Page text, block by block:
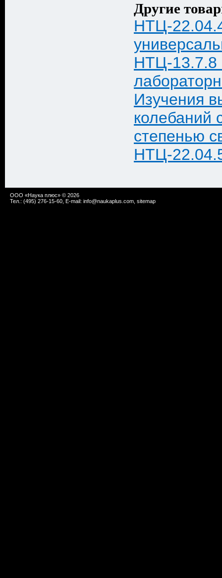
Другие
НТЦ-
НТЦ-13.7.8
Изучения
колебаний
степенью
НТЦ-
ООО «Наука плюс» © 2026
Тел.: (495) 276-15-60, E-mail: info@naukaplus.com sitemap